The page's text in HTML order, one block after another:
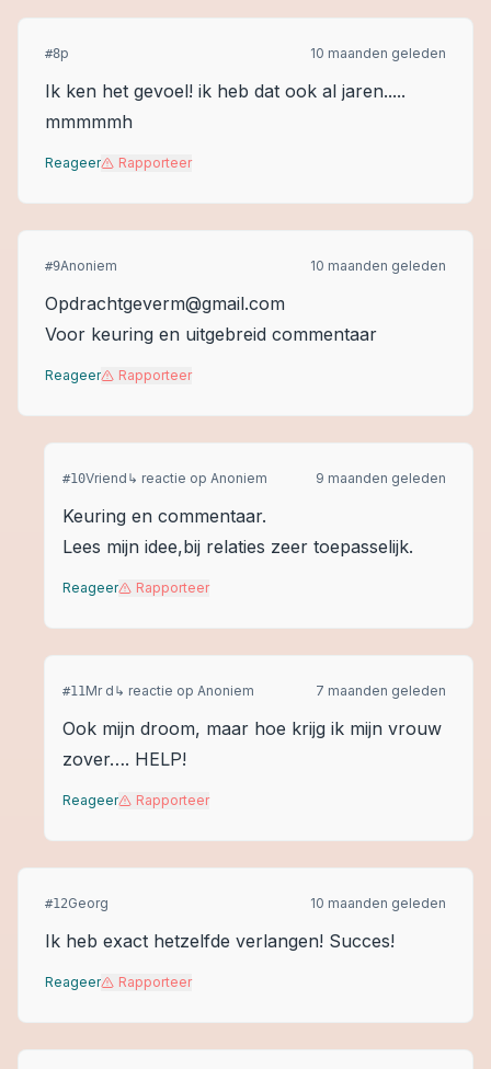
#8p 10 maanden geleden
Ik ken het gevoel! ik heb dat ook al jaren.....
mmmmmh
Reageer Rapporteer
#9Anoniem 10 maanden geleden
Opdrachtgeverm@gmail.com
Voor keuring en uitgebreid commentaar
Reageer Rapporteer
#10Vriend ↳ reactie op Anoniem 9 maanden geleden
Keuring en commentaar.
Lees mijn idee,bij relaties zeer toepasselijk.
Reageer Rapporteer
#11Mr d ↳ reactie op Anoniem 7 maanden geleden
Ook mijn droom, maar hoe krijg ik mijn vrouw
zover…. HELP!
Reageer Rapporteer
#12Georg 10 maanden geleden
Ik heb exact hetzelfde verlangen! Succes!
Reageer Rapporteer